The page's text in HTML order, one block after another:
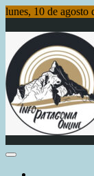
Saltar
contenido
lunes, 10 de agosto
Info Patagonia